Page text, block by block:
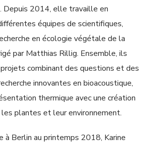
Depuis 2014, elle travaille en
équipes de scientifiques,
en écologie végétale de la
par Matthias Rillig. Ensemble, ils
combinant des questions et des
innovantes en bioacoustique,
thermique avec une création
plantes et leur environnement.
à Berlin au printemps 2018, Karine